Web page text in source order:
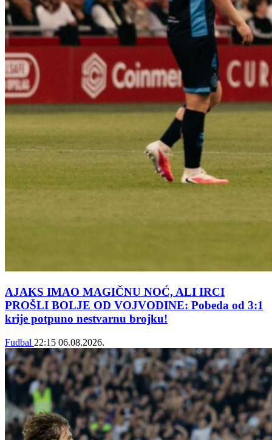
AJAKS IMAO MAGIČNU NOĆ, ALI IRCI
PROŠLI BOLJE OD VOJVODINE: Pobeda od 3:1
krije potpuno nestvarnu brojku!
Fudbal 22:15 06.08.2026.